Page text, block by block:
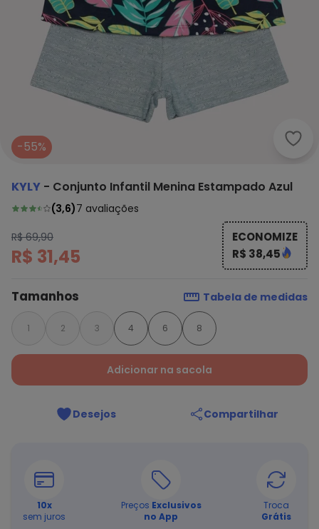
-55%
KYLY - Conjunto Infantil Menina Estampado Azul
(3,6)7 avaliações
R$ 69,90
R$ 31,45
ECONOMIZE
R$ 38,45
Tamanhos Tabela de medidas
1 2 3 4 6 8
Adicionar na sacola
Desejos Compartilhar
10x
sem juros
Preços Exclusivos
no App
Troca
Grátis